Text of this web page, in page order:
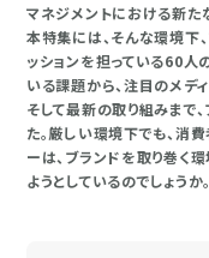
マネジメントにおける新た
本特集には、そんな環境下
ッションを担っている60人
いる課題から、注目のメデ
そして最新の取り組みまで、
た。厳しい環境下でも、消
ーは、ブランドを取り巻く
ようとしているのでしょうか。